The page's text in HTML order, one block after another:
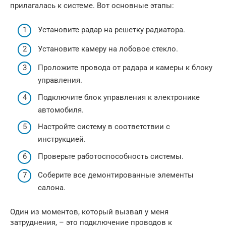
прилагалась к системе. Вот основные этапы:
Установите радар на решетку радиатора.
Установите камеру на лобовое стекло.
Проложите провода от радара и камеры к блоку
управления.
Подключите блок управления к электронике
автомобиля.
Настройте систему в соответствии с
инструкцией.
Проверьте работоспособность системы.
Соберите все демонтированные элементы
салона.
Один из моментов, который вызвал у меня
затруднения, – это подключение проводов к